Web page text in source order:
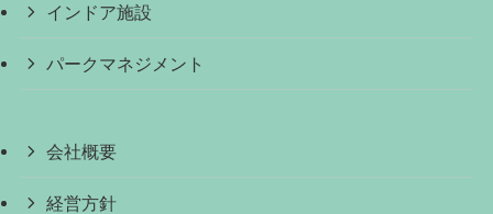
インドア施設
パークマネジメント
会社概要
経営方針